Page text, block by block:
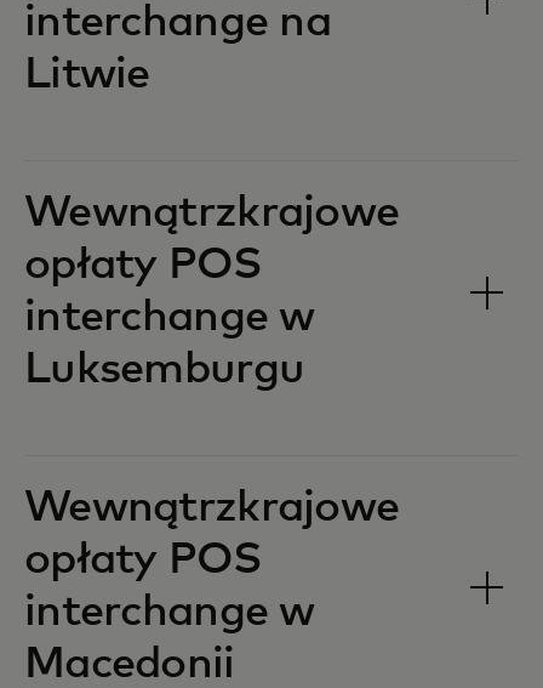
interchange na
Litwie‎
Wewnątrzkrajowe
opłaty POS
interchange w
Luksemburgu‎‎
Wewnątrzkrajowe
opłaty POS
interchange w
Macedonii‎